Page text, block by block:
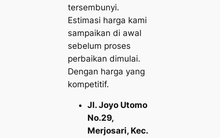
tersembunyi.
Estimasi harga kami
sampaikan di awal
sebelum proses
perbaikan dimulai.
Dengan harga yang
kompetitif.
Jl. Joyo Utomo
No.29,
Merjosari, Kec.